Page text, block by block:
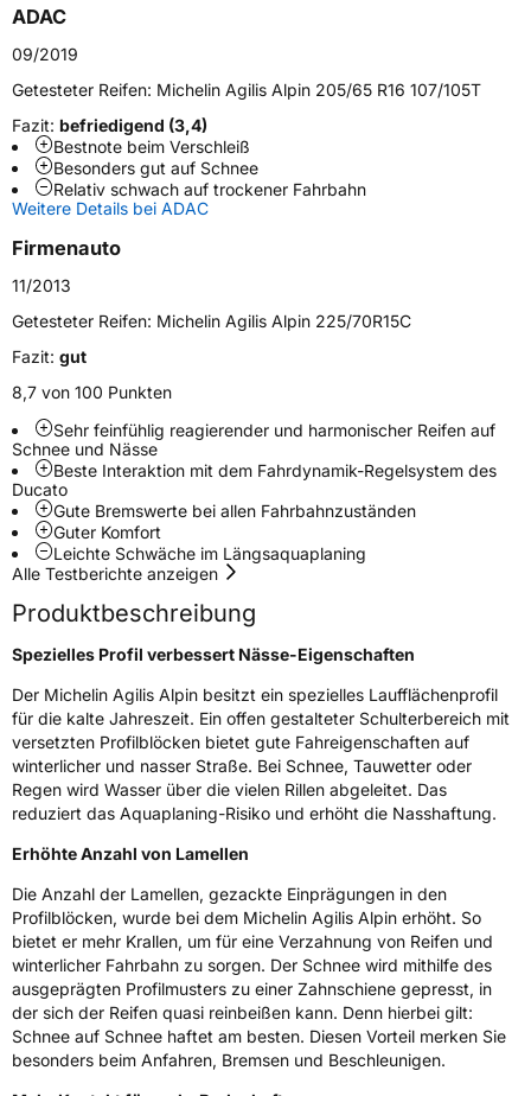
FahrzeugtypTransporter
VerwendungWinterreifen
ModellnameAgilis Alpin
FahrzeugartTransporter
Weitere Eigenschaften
SchlauchtypTL
ZustandNeureifen
M+SJa
C-ReifenJa
EU Label
NasshaftungB
Rollgeräusch (Klasse)
Rollgeräusch (dB)71
Fahrzeugklasse C2
3PMSF / Schneeflockensymbol / Alpine-Symbol
EisgripNein
EPREL ID408630
Allgemeine Produktsicherheit (GPSR)
HerstellerkontaktMANUFACTURE FRANCAISE DES
PNEUMATIQUES MICHELIN, place des
ADAC
09/2019
Getesteter Reifen: Michelin Agilis Alpin 205/65 R16 107/105T
Fazit: befriedigend (3,4)
Bestnote beim Verschleiß
Besonders gut auf Schnee
Relativ schwach auf trockener Fahrbahn
Weitere Details bei ADAC
Firmenauto
11/2013
Getesteter Reifen: Michelin Agilis Alpin 225/70R15C
Fazit: gut
8,7 von 100 Punkten
Sehr feinfühlig reagierender und harmonischer Reifen auf
Schnee und Nässe
Beste Interaktion mit dem Fahrdynamik-Regelsystem des
Ducato
Gute Bremswerte bei allen Fahrbahnzuständen
Guter Komfort
Leichte Schwäche im Längsaquaplaning
Alle Testberichte anzeigen
Produktbeschreibung
Spezielles Profil verbessert Nässe-Eigenschaften
Der Michelin Agilis Alpin besitzt ein spezielles Laufflächenprofil
für die kalte Jahreszeit. Ein offen gestalteter Schulterbereich mit
versetzten Profilblöcken bietet gute Fahreigenschaften auf
winterlicher und nasser Straße. Bei Schnee, Tauwetter oder
Regen wird Wasser über die vielen Rillen abgeleitet. Das
reduziert das Aquaplaning-Risiko und erhöht die Nasshaftung.
Erhöhte Anzahl von Lamellen
Die Anzahl der Lamellen, gezackte Einprägungen in den
Profilblöcken, wurde bei dem Michelin Agilis Alpin erhöht. So
bietet er mehr Krallen, um für eine Verzahnung von Reifen und
winterlicher Fahrbahn zu sorgen. Der Schnee wird mithilfe des
ausgeprägten Profilmusters zu einer Zahnschiene gepresst, in
der sich der Reifen quasi reinbeißen kann. Denn hierbei gilt:
Schnee auf Schnee haftet am besten. Diesen Vorteil merken Sie
besonders beim Anfahren, Bremsen und Beschleunigen.